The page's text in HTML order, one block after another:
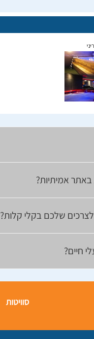
אמיתיות?
שלכם בקלי קלות?
חיים?
סוויטות